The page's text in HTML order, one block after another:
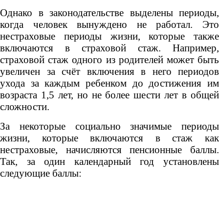
Однако в законодательстве выделены периоды,
когда человек вынуждено не работал. Это
нестраховые периоды жизни, которые также
включаются в страховой стаж. Например,
страховой стаж одного из родителей может быть
увеличен за счёт включения в него периодов
ухода за каждым ребенком до достижения им
возраста 1,5 лет, но не более шести лет в общей
сложности.
За некоторые социально значимые периоды
жизни, которые включаются в стаж как
нестраховые, начисляются пенсионные баллы.
Так, за один календарный год установлены
следующие баллы: